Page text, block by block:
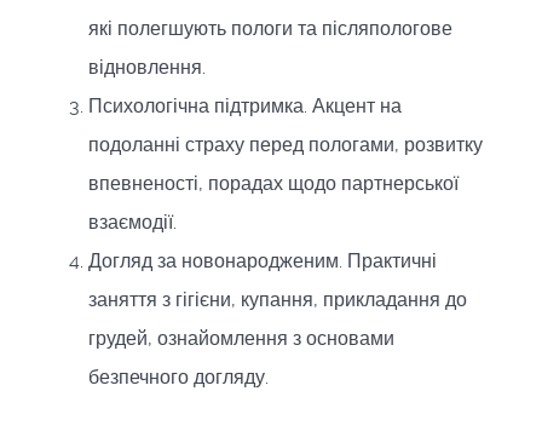
які полегшують пологи та післяпологове
відновлення.
Психологічна підтримка. Акцент на
подоланні страху перед пологами, розвитку
впевненості, порадах щодо партнерської
взаємодії.
Догляд за новонародженим. Практичні
заняття з гігієни, купання, прикладання до
грудей, ознайомлення з основами
безпечного догляду.